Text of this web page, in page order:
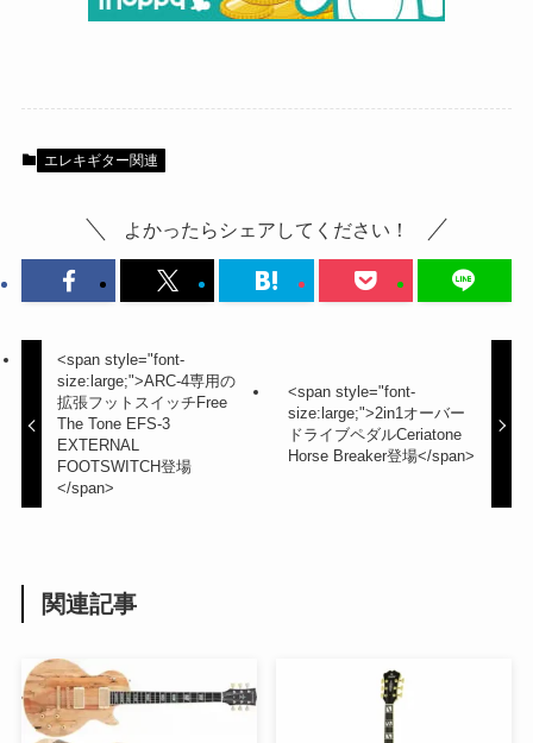
エレキギター関連
よかったらシェアしてください！
<span style="font-
size:large;">ARC-4専用の
拡張フットスイッチFree
The Tone EFS-3
EXTERNAL
FOOTSWITCH登場
</span>
<span style="font-
size:large;">2in1オーバー
ドライブペダルCeriatone
Horse Breaker登場</span>
関連記事